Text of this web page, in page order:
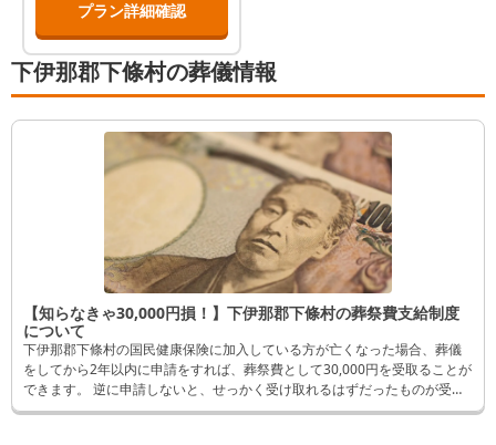
たい。 遺族様の手で棺のお顔
の周りに花で飾りたい 好きな
服を着させたいなど、遺族様
中心の葬儀になります。 こち
らのプランは故人様の住所が
松本市・安曇野市限定になり
プラン詳細確認
下伊那郡下條村の葬儀情報
【知らなきゃ30,000円損！】下伊那郡下條村の葬祭費支給制度
について
下伊那郡下條村の国民健康保険に加入している方が亡くなった場合、葬儀
をしてから2年以内に申請をすれば、葬祭費として30,000円を受取ることが
できます。 逆に申請しないと、せっかく受け取れるはずだったものが受取
れなくなってしまいます。 そんなことにならないよう、この記事では申請